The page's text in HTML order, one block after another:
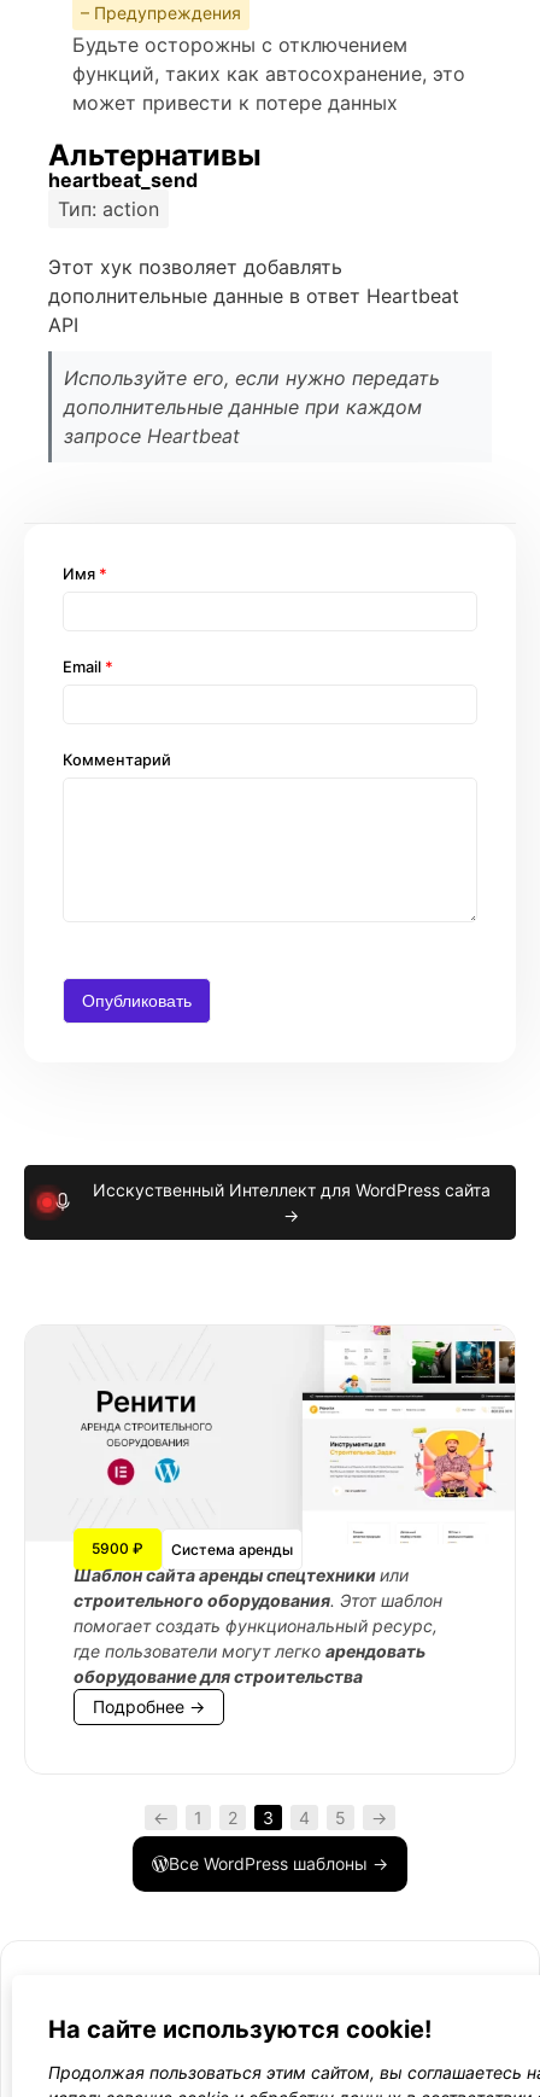
– Предупреждения
Будьте осторожны с отключением
функций, таких как автосохранение, это
может привести к потере данных
Альтернативы
heartbeat_send
Тип: action
Этот хук позволяет добавлять
дополнительные данные в ответ Heartbeat
API
Используйте его, если нужно передать
дополнительные данные при каждом
запросе Heartbeat
Комментарий
Имя *
Email *
Исскуственный Интеллект для WordPress сайта
→
5900 ₽ Система аренды
Шаблон сайта аренды спецтехникиили
строительного оборудования. Этот шаблон
помогает создать функциональный ресурс,
где пользователи могут легко арендовать
оборудование для строительства
Подробнее →
← 1 2 3 4 5 →
Все WordPress шаблоны →
WordPress лаборатория
Оплата
На сайте используются cookie!
Продолжая пользоваться этим сайтом, вы соглашаетесь